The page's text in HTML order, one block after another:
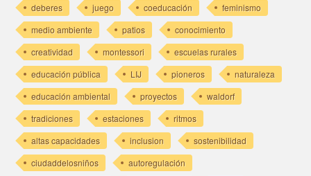
deberes
juego coeducación
feminismo
medio ambiente
patios
conocimiento
creatividad
montessori
escuelas rurales
educación pública
LIJ pioneros
naturaleza
educación ambiental
proyectos
waldorf
tradiciones
estaciones
ritmos
altas capacidades
inclusion
sostenibilidad
ciudaddelosniños
autoregulación